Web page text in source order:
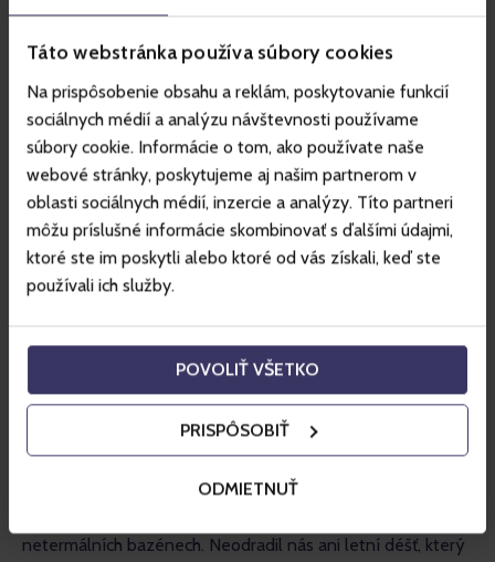
Táto webstránka používa súbory cookies
Na prispôsobenie obsahu a reklám, poskytovanie funkcií
sociálnych médií a analýzu návštevnosti používame
súbory cookie. Informácie o tom, ako používate naše
webové stránky, poskytujeme aj našim partnerom v
oblasti sociálnych médií, inzercie a analýzy. Títo partneri
môžu príslušné informácie skombinovať s ďalšími údajmi,
ktoré ste im poskytli alebo ktoré od vás získali, keď ste
používali ich služby.
POVOLIŤ VŠETKO
PRISPÔSOBIŤ
ODMIETNUŤ
Když počasí mění plány, ale
ne zážitky
Na neděli meteorologové hlásili zhoršení počasí. Po
výborné snídani a odhlášení jsme se proto rozhodli
přesunout na Štrbské Pleso. Lanovkou jsme se vyvezli na
Solisko a pokračovali směrem ke kříži. Hory však měly i
dnes jiný plán. Bouřkové mraky se rychle blížily od Kriváně
i od Lomnického štítu, proto jsme se v polovině trasy
otočili. V horách totiž není cílem za každou cenu
dosáhnout vrcholu, ale bezpečně si odnést zážitek.
Následoval sestup lanovkou, přesun k autu a další zastávka
– aquapark Bešeňová. Tady jsme si ještě před cestou
netermálních bazénech. Neodradil nás ani letní déšť, který